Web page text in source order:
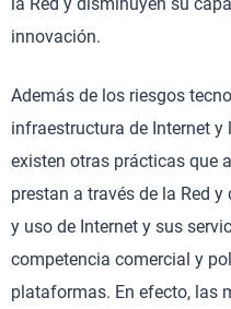
innovación.
Además de los riesgos
infraestructura de Internet
existen otras prácticas que
prestan a través de la Red
y uso de Internet y sus
competencia comercial y
plataformas. En efecto, las